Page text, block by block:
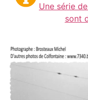
Une série
sont